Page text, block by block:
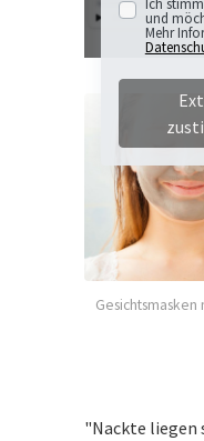
und
Mehr
"Nackte liegen